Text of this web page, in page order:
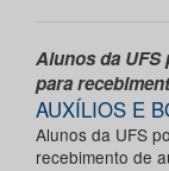
Alunos da
para
AUXÍLIOS E
Alunos da UFS
recebimento de